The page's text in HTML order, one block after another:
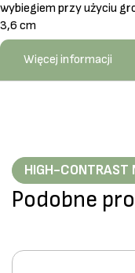
wybiegiem przy użyciu
3,6 cm
Więcej informacji
HIGH-CONTRAST
Podobne